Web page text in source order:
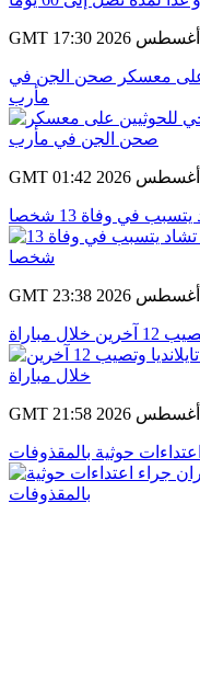
على معسكر صحن الجن في
مأرب
في وفاة 13 شخصا
مباراة